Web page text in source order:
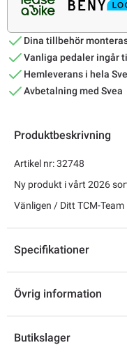
Dina tillbehör
Vanliga pedaler ingår
Hemleverans i hela
Avbetalning med Svea
Produktbeskrivning
Artikel nr: 32748
Ny produkt i vårt 2026
Vänligen / Ditt TCM-Team
Specifikationer
Övrig information
Butikslager